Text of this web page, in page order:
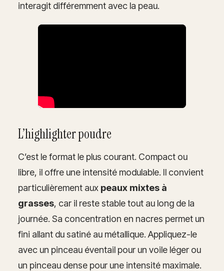
interagit différemment avec la peau.
L’highlighter poudre
C’est le format le plus courant. Compact ou
libre, il offre une intensité modulable. Il convient
particulièrement aux peaux mixtes à
grasses, car il reste stable tout au long de la
journée. Sa concentration en nacres permet un
fini allant du satiné au métallique. Appliquez-le
avec un pinceau éventail pour un voile léger ou
un pinceau dense pour une intensité maximale.